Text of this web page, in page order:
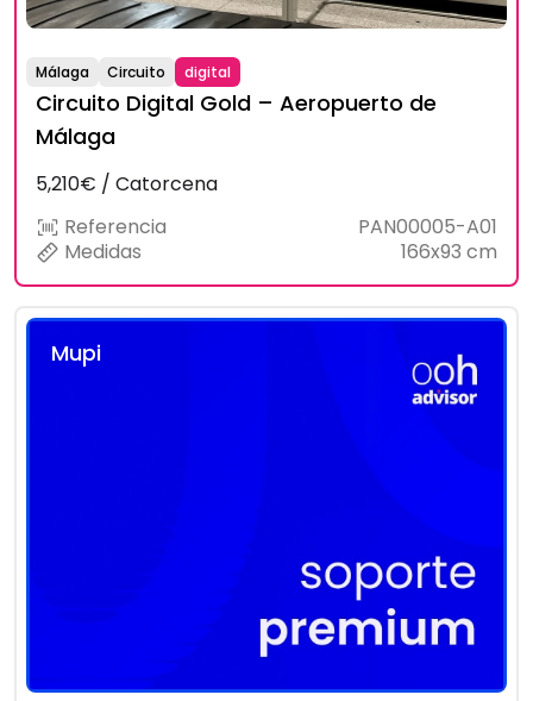
Málaga Circuito digital
Circuito Digital Gold – Aeropuerto de
Málaga
5,210€ / Catorcena
Referencia
PAN00005-A01
Medidas
166x93 cm
Mupi